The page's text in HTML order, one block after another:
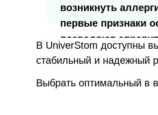
возникнуть
первые признаки
позволяют
В UniverStom доступны
стабильный и надежный
Выбрать оптимальный в